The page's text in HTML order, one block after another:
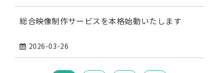
総合映像制作サービスを本格始動いたします
2026-03-26